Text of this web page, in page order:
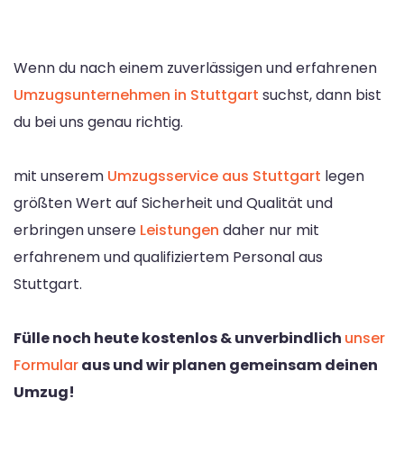
Wenn du nach einem zuverlässigen und erfahrenen
Umzugsunternehmen in Stuttgart suchst, dann bist
du bei uns genau richtig.
mit unserem Umzugsservice aus Stuttgart legen
größten Wert auf Sicherheit und Qualität und
erbringen unsere Leistungen daher nur mit
erfahrenem und qualifiziertem Personal aus
Stuttgart.
Fülle noch heute kostenlos & unverbindlich unser
Formularaus und wir planen gemeinsam deinen
Umzug!